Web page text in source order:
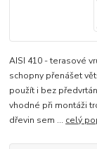
AISI 410 - terasové
schopny přenášet
použít i bez
vhodné při montáži
dřevin sem ... celý